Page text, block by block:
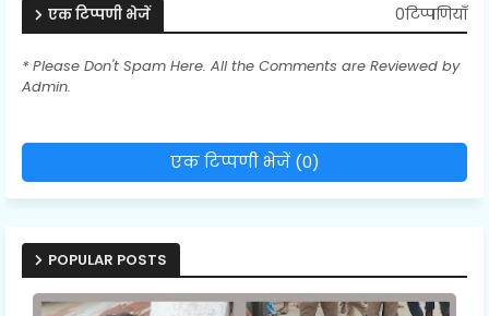
एक टिप्पणी भेजें 0टिप्पणियाँ
* Please Don't Spam Here. All the Comments are Reviewed by
Admin.
एक टिप्पणी भेजें (0)
POPULAR POSTS